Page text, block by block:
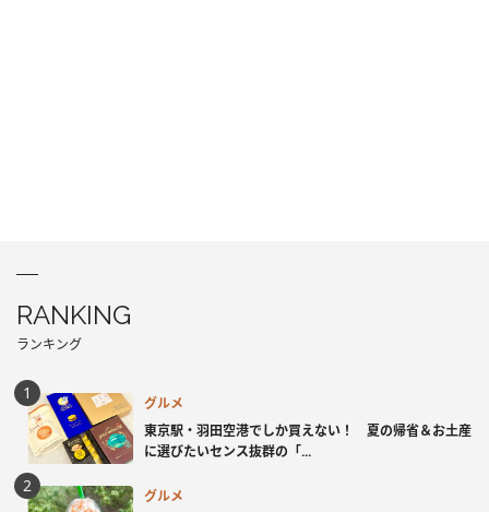
RANKING
ランキング
グルメ
東京駅・羽田空港でしか買えない！ 夏の帰省＆お土産
に選びたいセンス抜群の「...
グルメ